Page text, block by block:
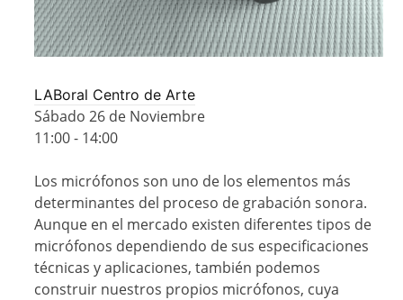
LABoral Centro de Arte
Sábado 26 de Noviembre
11:00 - 14:00
Los micrófonos son uno de los elementos más
determinantes del proceso de grabación sonora.
Aunque en el mercado existen diferentes tipos de
micrófonos dependiendo de sus especificaciones
técnicas y aplicaciones, también podemos
construir nuestros propios micrófonos, cuya